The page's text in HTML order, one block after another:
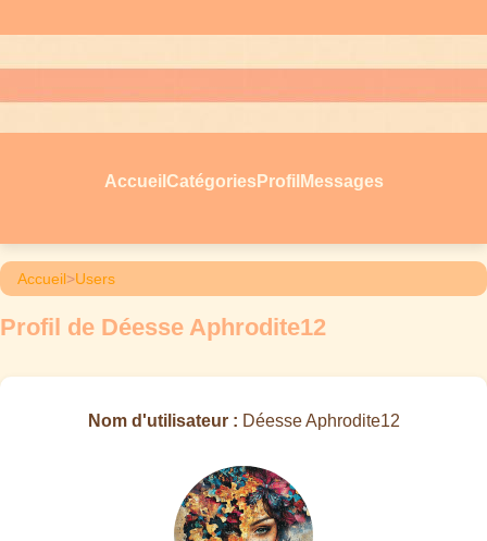
Accueil Catégories Profil Messages
Accueil>Users
Profil de Déesse Aphrodite12
Nom d'utilisateur : Déesse Aphrodite12